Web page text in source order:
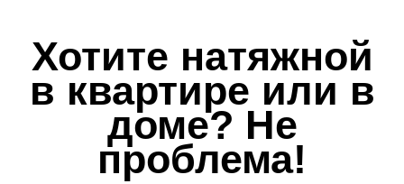
Хотите натяжной
в квартире или в
доме? Не
проблема!